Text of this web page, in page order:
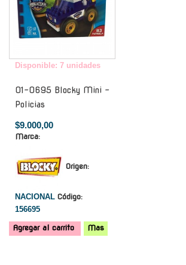
Disponible: 7 unidades
01-0695 Blocky Mini -
Policias
$9.000,00
Marca:
Origen:
NACIONAL Código:
156695
Agregar al carrito Mas